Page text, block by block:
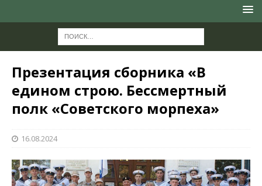
Презентация сборника «В
едином строю. Бессмертный
полк «Советского морпеха»
16.08.2024